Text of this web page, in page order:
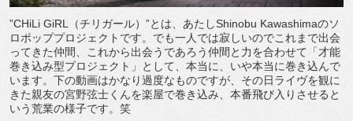
”CHiLi GiRL（チリガール）”とは、あたしShinobu Kawashimaのソ
ロポッププロジェクトです。でも一人では寂しいのでこれまで出会
ってきた仲間、これから出会うであろう仲間と力を合わせて「才能
巻き込み型プロジェクト」として、本当に、いや本当に巻き込んで
います。下の動画はかなり過度なものですが、その日ライヴを観に
きた親友の宮野弦士くんを楽屋で巻き込み、本番飛び入りさせると
いう荒業の様子です。笑